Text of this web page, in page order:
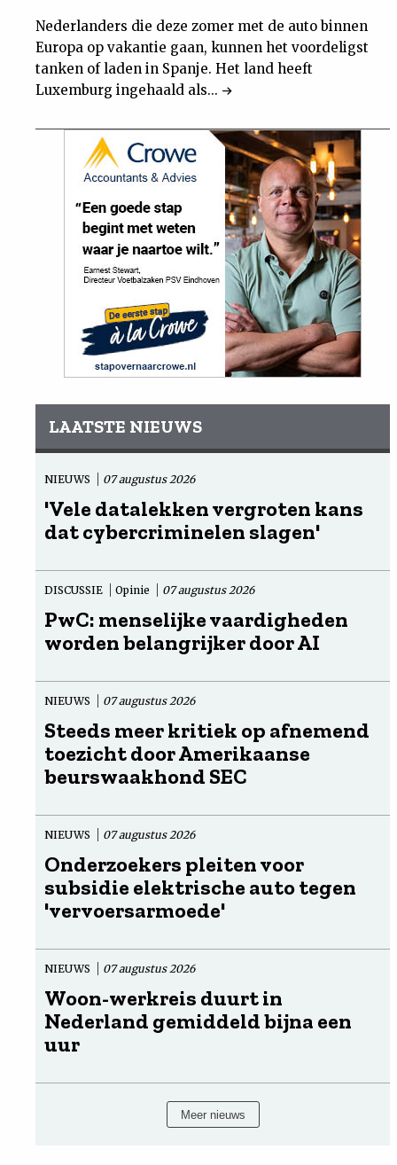
Nederlanders die deze zomer met de auto binnen
Europa op vakantie gaan, kunnen het voordeligst
tanken of laden in Spanje. Het land heeft
Luxemburg ingehaald als...
LAATSTE NIEUWS
NIEUWS 07 augustus 2026
'Vele datalekken vergroten kans
dat cybercriminelen slagen'
DISCUSSIE Opinie 07 augustus 2026
PwC: menselijke vaardigheden
worden belangrijker door AI
NIEUWS 07 augustus 2026
Steeds meer kritiek op afnemend
toezicht door Amerikaanse
beurswaakhond SEC
NIEUWS 07 augustus 2026
Onderzoekers pleiten voor
subsidie elektrische auto tegen
'vervoersarmoede'
NIEUWS 07 augustus 2026
Woon-werkreis duurt in
Nederland gemiddeld bijna een
uur
Meer nieuws